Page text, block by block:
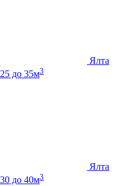
Ялта
до 35м3
Ялта
до 40м3